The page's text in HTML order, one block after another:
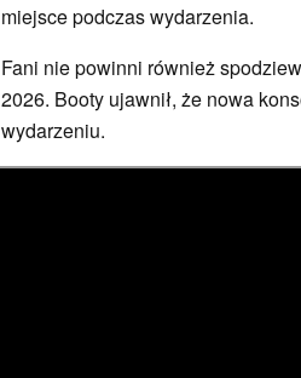
miejsce podczas wydarzenia.
Fani nie powinni również
2026. Booty ujawnił, że nowa
wydarzeniu.